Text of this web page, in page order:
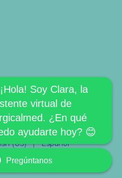
SL.
(US) |
Español
El mejorComercio electrónico
abierto
Soy Clara, la
virtual de
¿En qué
ayudarte hoy? 😊
Pregúntanos